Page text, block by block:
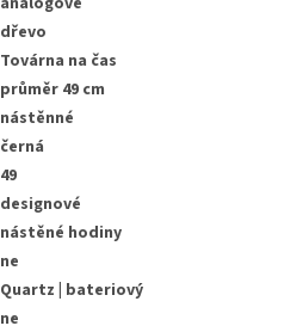
dřevo
Továrna na čas
průměr 49 cm
nástěnné
černá
49
designové
nástěné hodiny
ne
Quartz | bateriový
ne